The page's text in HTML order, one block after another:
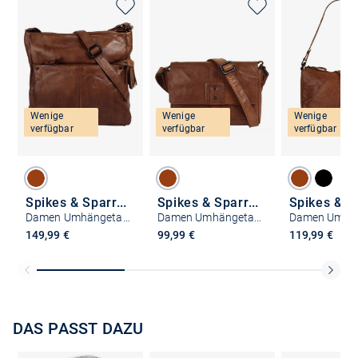
Wenige
verfügbar
Spikes & Sparrow
149,99 €
Wenige
verfügbar
Spikes & Sparrow
99,99 €
Wenige
verfügbar
119,99 €
DAS PASST DAZU